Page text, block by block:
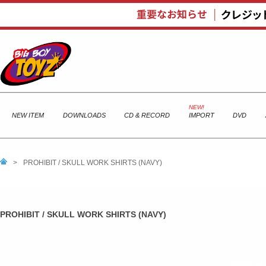
NEW ITEM DOWNLOADS CD & RECORD IMPORT DVD
> PROHIBIT / SKULL WORK SHIRTS (NAVY)
PROHIBIT / SKULL WORK SHIRTS (NAVY)